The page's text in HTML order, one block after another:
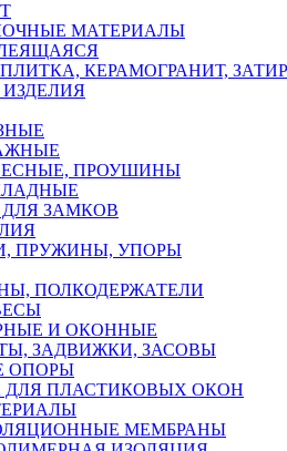
МАТЕРИАЛЫ
КЕРАМОГРАНИТ,
ПРОУШИНЫ
ЗАМКОВ
ПРУЖИНЫ, УПОРЫ
ПОЛКОДЕРЖАТЕЛИ
И ОКОННЫЕ
ЗАДВИЖКИ, ЗАСОВЫ
ОПОРЫ
ДЛЯ ПЛАСТИКОВЫХ ОКОН
МЕМБРАНЫ